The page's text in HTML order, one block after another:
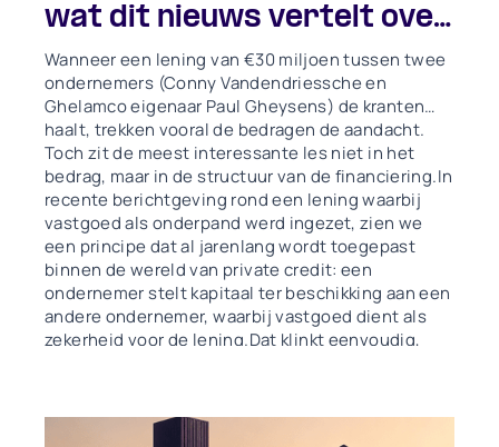
wat dit nieuws vertelt over
private credit en waarom
de Loan-to-Value zo
belangrijk is
Wanneer een lening van €30 miljoen tussen twee
ondernemers (Conny Vandendriessche en
Ghelamco eigenaar Paul Gheysens) de kranten
haalt, trekken vooral de bedragen de aandacht.
Toch zit de meest interessante les niet in het
bedrag, maar in de structuur van de financiering.In
recente berichtgeving rond een lening waarbij
vastgoed als onderpand werd ingezet, zien we
een principe dat al jarenlang wordt toegepast
binnen de wereld van private credit: een
ondernemer stelt kapitaal ter beschikking aan een
andere ondernemer, waarbij vastgoed dient als
zekerheid voor de lening.Dat klinkt eenvoudig,